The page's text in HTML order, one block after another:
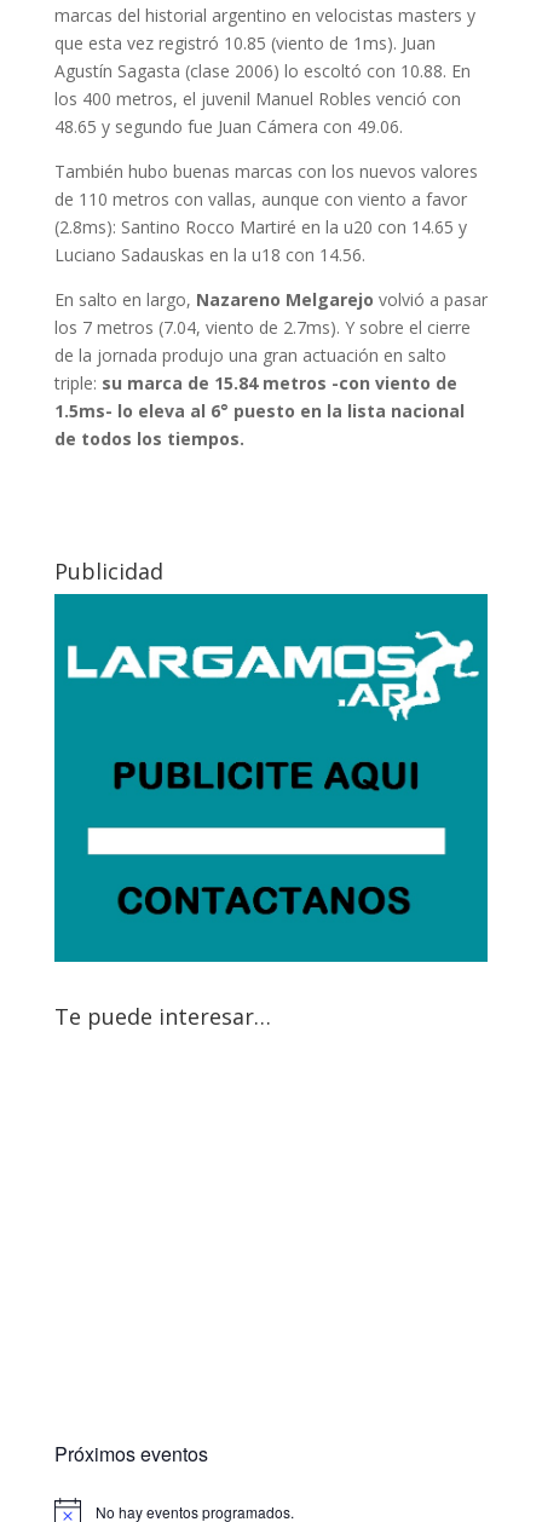
marcas del historial argentino en velocistas masters y
que esta vez registró 10.85 (viento de 1ms). Juan
Agustín Sagasta (clase 2006) lo escoltó con 10.88. En
los 400 metros, el juvenil Manuel Robles venció con
48.65 y segundo fue Juan Cámera con 49.06.
También hubo buenas marcas con los nuevos valores
de 110 metros con vallas, aunque con viento a favor
(2.8ms): Santino Rocco Martiré en la u20 con 14.65 y
Luciano Sadauskas en la u18 con 14.56.
En salto en largo, Nazareno Melgarejo volvió a pasar
los 7 metros (7.04, viento de 2.7ms). Y sobre el cierre
de la jornada produjo una gran actuación en salto
triple: su marca de 15.84 metros -con viento de
1.5ms- lo eleva al 6° puesto en la lista nacional
de todos los tiempos.
Publicidad
Te puede interesar…
Próximos eventos
No hay eventos programados.